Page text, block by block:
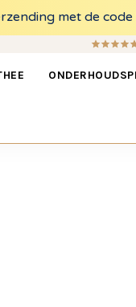
met de